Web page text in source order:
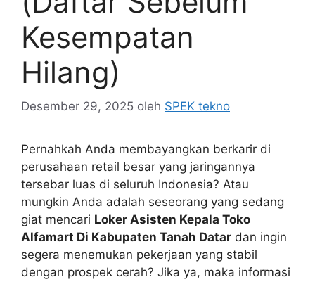
Kesempatan
Hilang)
Desember 29, 2025 oleh SPEK tekno
Pernahkah Anda membayangkan berkarir di
perusahaan retail besar yang jaringannya
tersebar luas di seluruh Indonesia? Atau
mungkin Anda adalah seseorang yang sedang
giat mencari Loker Asisten Kepala Toko
Alfamart Di Kabupaten Tanah Datar dan ingin
segera menemukan pekerjaan yang stabil
dengan prospek cerah? Jika ya, maka informasi